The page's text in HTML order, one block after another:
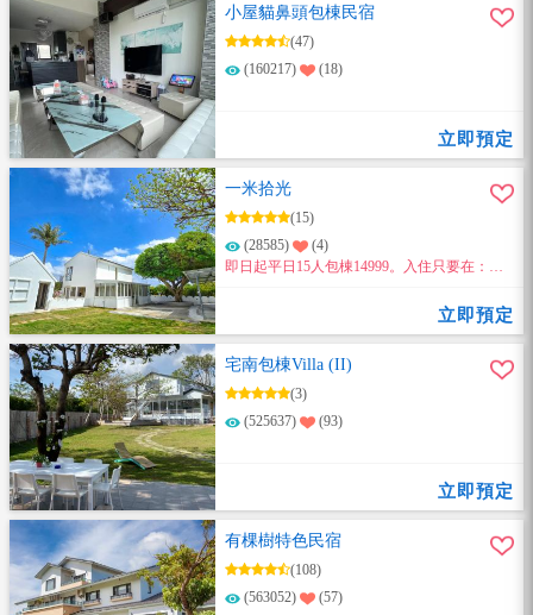
小屋貓鼻頭包棟民宿
(47)
(160217)
(18)
立即預定
一米拾光
(15)
(28585)
(4)
即日起平日15人包棟14999。入住只要在：臉
立即預定
宅南包棟Villa (II)
(3)
(525637)
(93)
立即預定
有棵樹特色民宿
(108)
(563052)
(57)